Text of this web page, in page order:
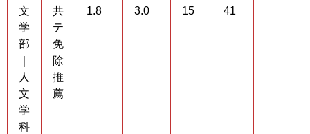
文
学
部
人
文
学
科
共
テ
免
除
推
薦
1.8 3.0 15 41